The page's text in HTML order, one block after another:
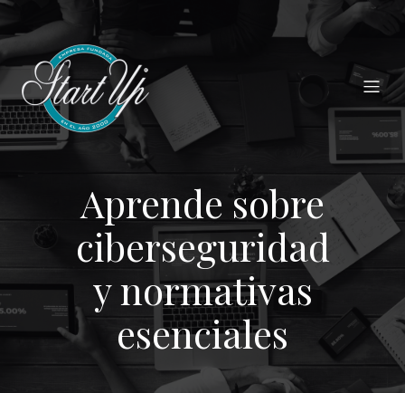
Aprende sobre
ciberseguridad
y normativas
esenciales